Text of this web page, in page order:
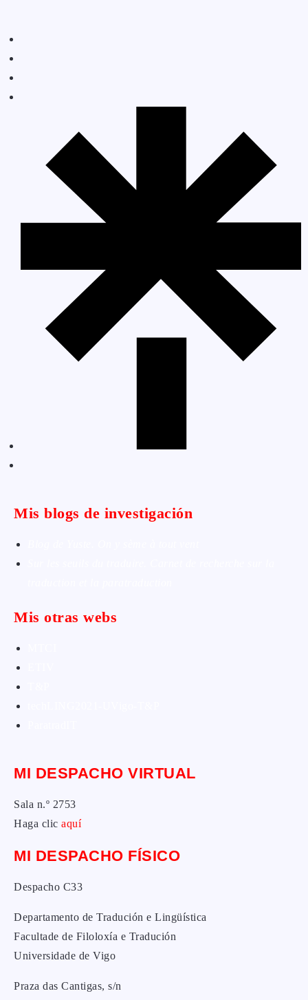
Mis blogs de investigación
Mis otras webs
MI DESPACHO VIRTUAL
Sala n.º 2753
Haga clic aquí
MI DESPACHO FÍSICO
Despacho C33
Departamento de Tradución e Lingüística
Facultade de Filoloxía e Tradución
Universidade de Vigo
Praza das Cantigas, s/n